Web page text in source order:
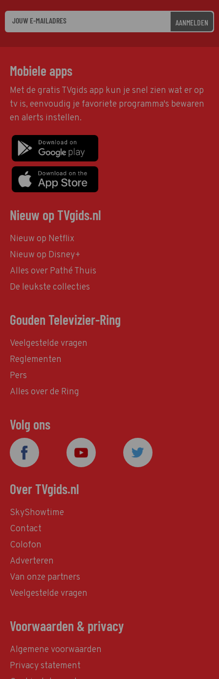
AANMELDEN
Mobiele apps
Met de gratis TVgids app kun je snel zien wat er op
tv is, eenvoudig je favoriete programma's bewaren
en alerts instellen.
Nieuw op TVgids.nl
Nieuw op Netflix
Nieuw op Disney+
Alles over Pathé Thuis
De leukste collecties
Gouden Televizier-Ring
Veelgestelde vragen
Reglementen
Pers
Alles over de Ring
Volg ons
Over TVgids.nl
SkyShowtime
Contact
Colofon
Adverteren
Van onze partners
Veelgestelde vragen
Voorwaarden & privacy
Algemene voorwaarden
Privacy statement